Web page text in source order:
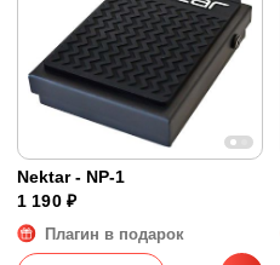
Nektar - NP-1
1 190 ₽
Плагин в подарок